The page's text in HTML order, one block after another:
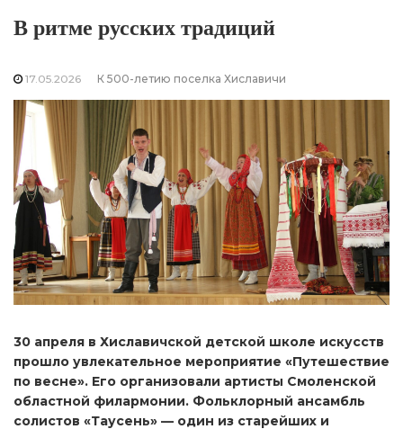
В ритме русских традиций
17.05.2026 К 500-летию поселка Хиславичи
30 апреля в Хиславичской детской школе искусств
прошло увлекательное мероприятие «Путешествие
по весне». Его организовали артисты Смоленской
областной филармонии. Фольклорный ансамбль
солистов «Таусень» — один из старейших и